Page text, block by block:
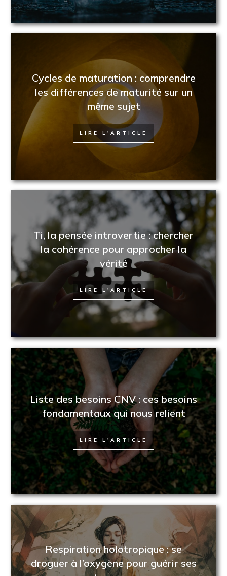
Cycles de maturation : comprendre
les différences de maturité sur un
même sujet
LIRE L'ARTICLE
Ti, la pensée introvertie : chercher
la cohérence pour approcher la
vérité
LIRE L'ARTICLE
Liste des besoins CNV : ces besoins
fondamentaux qui nous relient
LIRE L'ARTICLE
Respiration holotropique : se
droguer à l’oxygène pour guérir ses